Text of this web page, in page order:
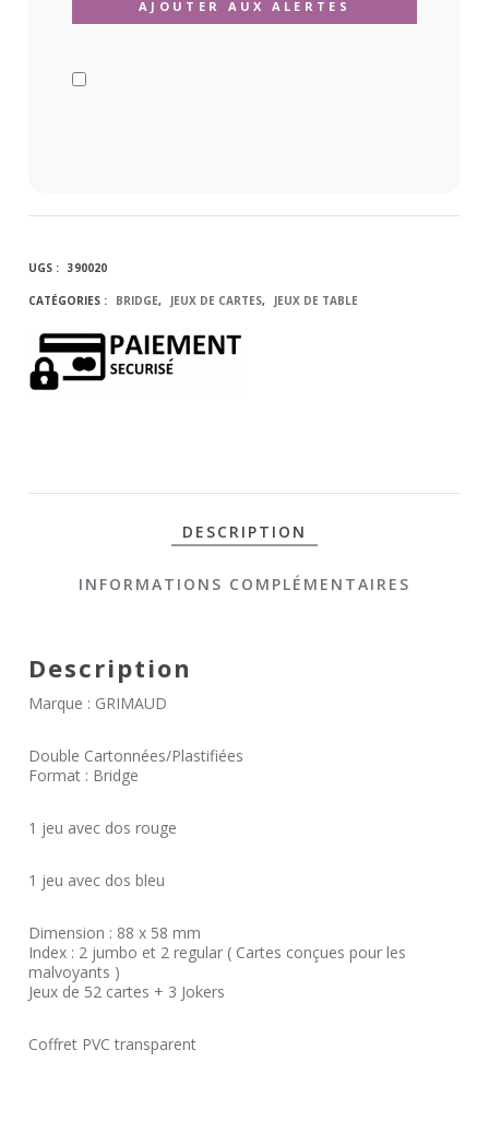
UGS : 390020
CATÉGORIES : BRIDGE, JEUX DE CARTES, JEUX DE TABLE
DESCRIPTION
INFORMATIONS COMPLÉMENTAIRES
Description
Marque : GRIMAUD
Double Cartonnées/Plastifiées
Format : Bridge
1 jeu avec dos rouge
1 jeu avec dos bleu
Dimension : 88 x 58 mm
Index : 2 jumbo et 2 regular ( Cartes conçues pour les
malvoyants )
Jeux de 52 cartes + 3 Jokers
Coffret PVC transparent